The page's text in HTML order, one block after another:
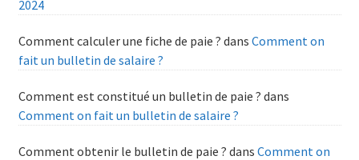
2024
Comment calculer une fiche de paie ? dans Comment on
fait un bulletin de salaire ?
Comment est constitué un bulletin de paie ? dans
Comment on fait un bulletin de salaire ?
Comment obtenir le bulletin de paie ? dans Comment on